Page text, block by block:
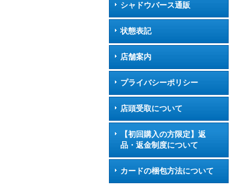
シャドウバース通販
状態表記
店舗案内
プライバシーポリシー
店頭受取について
【初回購入の方限定】返
品・返金制度について
カードの梱包方法について